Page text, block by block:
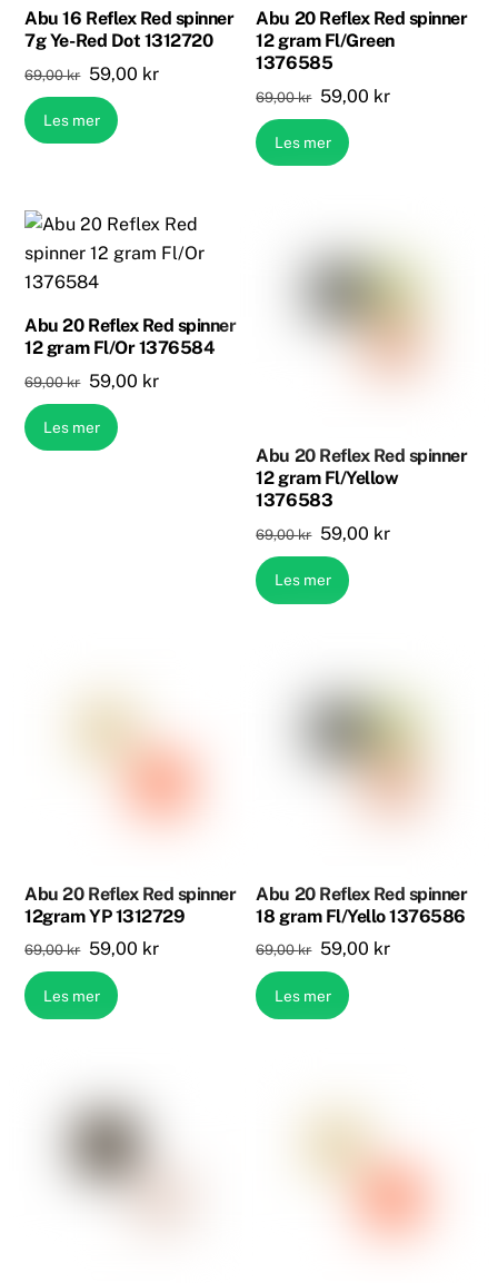
Abu 16 Reflex Red spinner
7g Ye-Red Dot 1312720
69,00kr Opprinnelig
pris
var:
59,00 krNåværende
Les mer
Abu 20 Reflex Red spinner
12 gram Fl/Green
1376585
69,00kr Opprinnelig
pris
var:
59,00 krNåværende
Les mer
Abu 20 Reflex Red spinner
12 gram Fl/Or 1376584
69,00kr Opprinnelig
pris
var:
59,00 krNåværende
Les mer
Abu 20 Reflex Red spinner
12 gram Fl/Yellow
1376583
69,00kr Opprinnelig
pris
var:
59,00 krNåværende
Les mer
Abu 20 Reflex Red spinner
12gram YP 1312729
69,00kr Opprinnelig
pris
var:
59,00 krNåværende
Les mer
Abu 20 Reflex Red spinner
18 gram Fl/Yello 1376586
69,00kr Opprinnelig
pris
var:
59,00 krNåværende
Les mer